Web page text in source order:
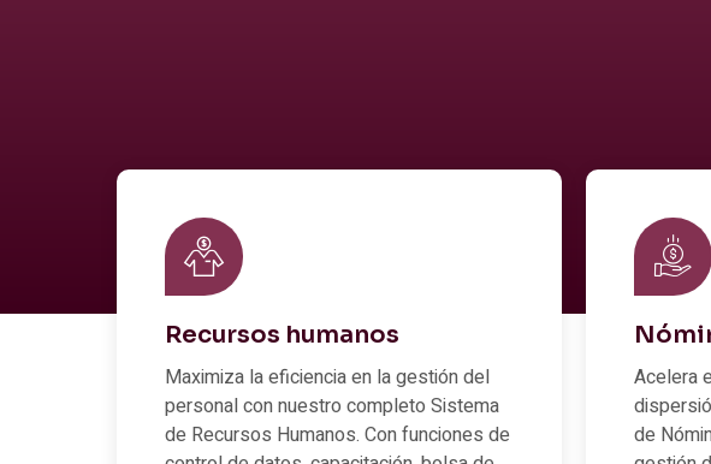
Recursos humanos
Maximiza la eficiencia en la gestión del
personal con nuestro completo Sistema
de Recursos Humanos. Con funciones de
Acelera
de